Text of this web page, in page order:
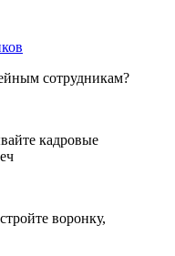
сотрудникам?
кадровые
воронку,